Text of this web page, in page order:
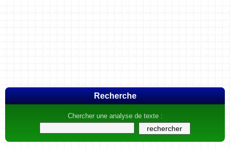
Recherche
Chercher une analyse de texte :